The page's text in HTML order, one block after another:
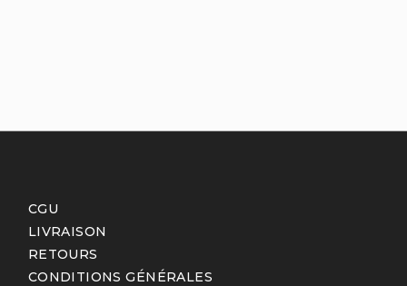
CGU
LIVRAISON
RETOURS
CONDITIONS GÉNÉRALES